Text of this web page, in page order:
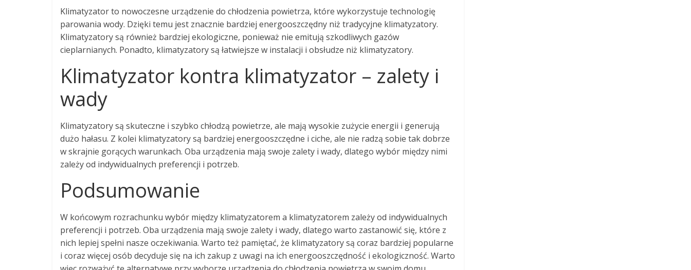
Klimatyzator to nowoczesne urządzenie do chłodzenia powietrza, które wykorzystuje technologię
parowania wody. Dzięki temu jest znacznie bardziej energooszczędny niż tradycyjne klimatyzatory.
Klimatyzatory są również bardziej ekologiczne, ponieważ nie emitują szkodliwych gazów
cieplarnianych. Ponadto, klimatyzatory są łatwiejsze w instalacji i obsłudze niż klimatyzatory.
Klimatyzator kontra klimatyzator – zalety i
wady
Klimatyzatory są skuteczne i szybko chłodzą powietrze, ale mają wysokie zużycie energii i generują
dużo hałasu. Z kolei klimatyzatory są bardziej energooszczędne i ciche, ale nie radzą sobie tak dobrze
w skrajnie gorących warunkach. Oba urządzenia mają swoje zalety i wady, dlatego wybór między nimi
zależy od indywidualnych preferencji i potrzeb.
Podsumowanie
W końcowym rozrachunku wybór między klimatyzatorem a klimatyzatorem zależy od indywidualnych
preferencji i potrzeb. Oba urządzenia mają swoje zalety i wady, dlatego warto zastanowić się, które z
nich lepiej spełni nasze oczekiwania. Warto też pamiętać, że klimatyzatory są coraz bardziej popularne
i coraz więcej osób decyduje się na ich zakup z uwagi na ich energooszczędność i ekologiczność. Warto